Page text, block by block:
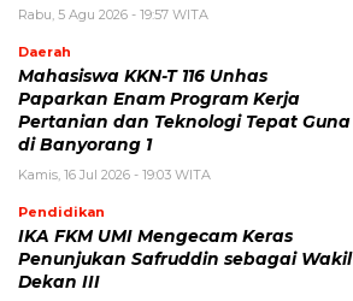
Rabu, 5 Agu 2026 - 19:57 WITA
Daerah
Mahasiswa KKN-T 116 Unhas
Paparkan Enam Program Kerja
Pertanian dan Teknologi Tepat Guna
di Banyorang 1
Kamis, 16 Jul 2026 - 19:03 WITA
Pendidikan
IKA FKM UMI Mengecam Keras
Penunjukan Safruddin sebagai Wakil
Dekan III